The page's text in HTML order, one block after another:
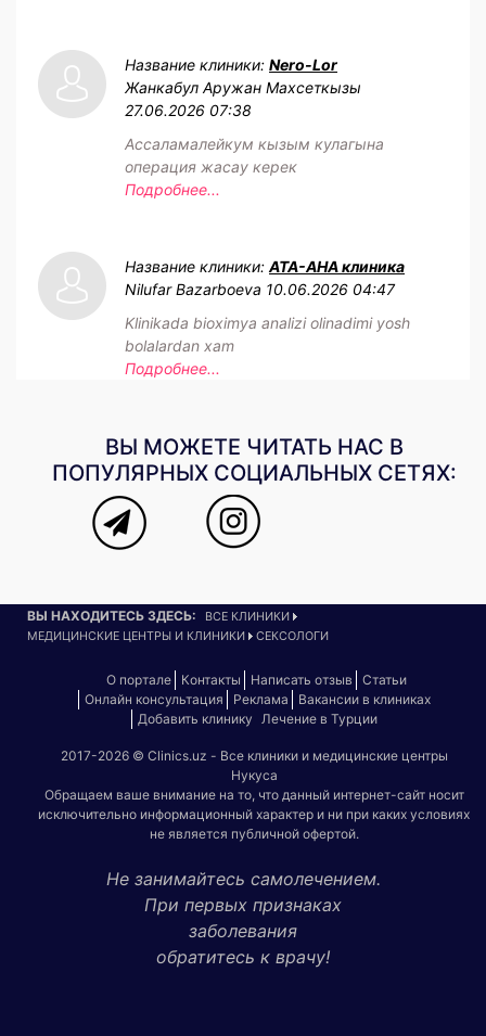
Название клиники: Nero-Lor
Жанкабул Аружан Махсеткызы
27.06.2026 07:38
Ассаламалейкум кызым кулагына
операция жасау керек
Подробнее...
Название клиники: АТА-АНА клиника
Nilufar Bazarboeva 10.06.2026 04:47
Klinikada bioximya analizi olinadimi yosh
bolalardan xam
Подробнее...
ВЫ МОЖЕТЕ ЧИТАТЬ НАС В
ПОПУЛЯРНЫХ СОЦИАЛЬНЫХ СЕТЯХ:
ВЫ НАХОДИТЕСЬ ЗДЕСЬ:
ВСЕ КЛИНИКИ
МЕДИЦИНСКИЕ ЦЕНТРЫ И КЛИНИКИ
СЕКСОЛОГИ
О портале Контакты Написать отзыв
Статьи
Онлайн консультация
Реклама
Вакансии в клиниках
Добавить клинику
Лечение в Турции
2017-2026 © Clinics.uz - Все клиники и медицинские центры
Нукуса
Обращаем ваше внимание на то, что данный интернет-сайт носит
исключительно информационный характер и ни при каких условиях
не является публичной офертой.
Не занимайтесь самолечением.
При первых признаках
заболевания
обратитесь к врачу!